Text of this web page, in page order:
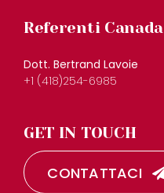
Referenti Canada
Dott. Bertrand Lavoie
+1 (418)254-6985
GET IN TOUCH
CONTATTACI